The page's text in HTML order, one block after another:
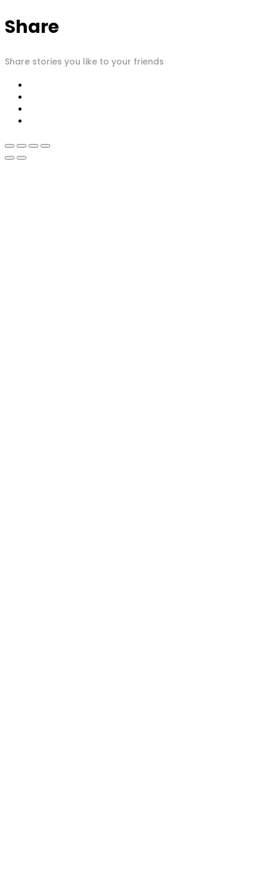
Share
Share stories you like to your friends